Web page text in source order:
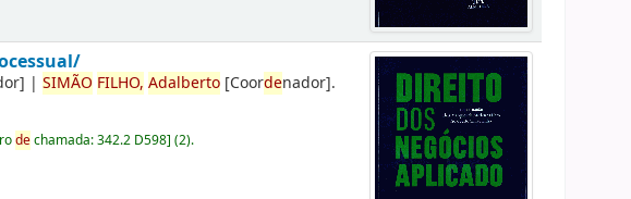
|SIMÃO FILHO, Adalberto [Coordenador].
dechamada:342.2 D598](2).